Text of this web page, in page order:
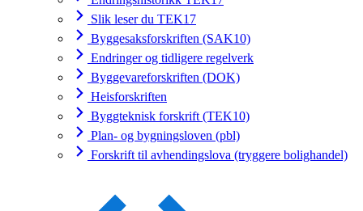
Slik leser du TEK17
Byggesaksforskriften (SAK10)
Endringer og tidligere regelverk
Byggevareforskriften (DOK)
Heisforskriften
Byggteknisk forskrift (TEK10)
Plan- og bygningsloven (pbl)
Forskrift til avhendingslova (tryggere bolighandel)